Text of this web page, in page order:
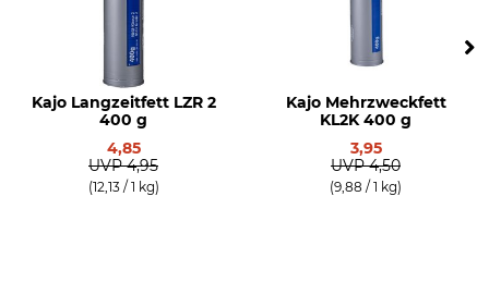
Kajo Langzeitfett LZR 2
400 g
4,85
UVP 4,95
(12,13 / 1 kg)
Kajo Mehrzweckfett
KL2K 400 g
3,95
UVP 4,50
(9,88 / 1 kg)